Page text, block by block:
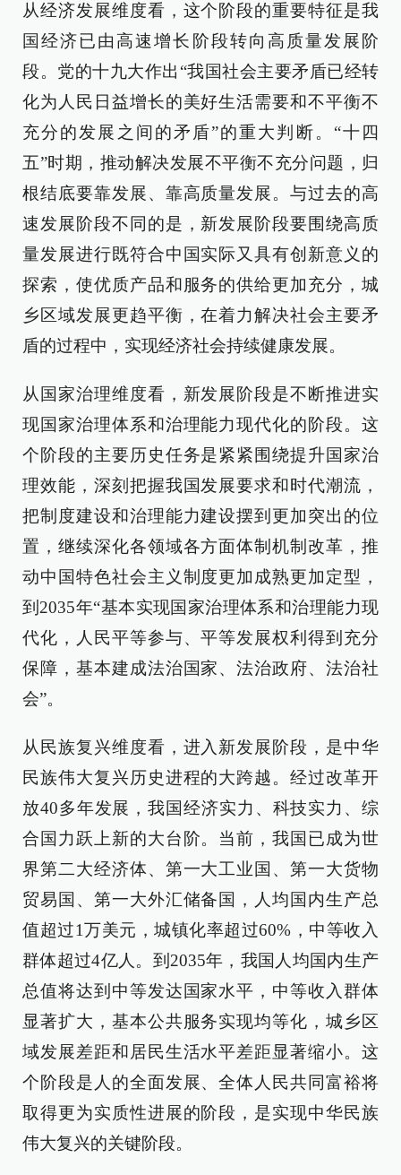
从经济发展维度看，这个阶段的重要特征是我
国经济已由高速增长阶段转向高质量发展阶
段。党的十九大作出“我国社会主要矛盾已经转
化为人民日益增长的美好生活需要和不平衡不
充分的发展之间的矛盾”的重大判断。“十四
五”时期，推动解决发展不平衡不充分问题，归
根结底要靠发展、靠高质量发展。与过去的高
速发展阶段不同的是，新发展阶段要围绕高质
量发展进行既符合中国实际又具有创新意义的
探索，使优质产品和服务的供给更加充分，城
乡区域发展更趋平衡，在着力解决社会主要矛
盾的过程中，实现经济社会持续健康发展。
从国家治理维度看，新发展阶段是不断推进实
现国家治理体系和治理能力现代化的阶段。这
个阶段的主要历史任务是紧紧围绕提升国家治
理效能，深刻把握我国发展要求和时代潮流，
把制度建设和治理能力建设摆到更加突出的位
置，继续深化各领域各方面体制机制改革，推
动中国特色社会主义制度更加成熟更加定型，
到2035年“基本实现国家治理体系和治理能力现
代化，人民平等参与、平等发展权利得到充分
保障，基本建成法治国家、法治政府、法治社
会”。
从民族复兴维度看，进入新发展阶段，是中华
民族伟大复兴历史进程的大跨越。经过改革开
放40多年发展，我国经济实力、科技实力、综
合国力跃上新的大台阶。当前，我国已成为世
界第二大经济体、第一大工业国、第一大货物
贸易国、第一大外汇储备国，人均国内生产总
值超过1万美元，城镇化率超过60%，中等收入
群体超过4亿人。到2035年，我国人均国内生产
总值将达到中等发达国家水平，中等收入群体
显著扩大，基本公共服务实现均等化，城乡区
域发展差距和居民生活水平差距显著缩小。这
个阶段是人的全面发展、全体人民共同富裕将
取得更为实质性进展的阶段，是实现中华民族
伟大复兴的关键阶段。